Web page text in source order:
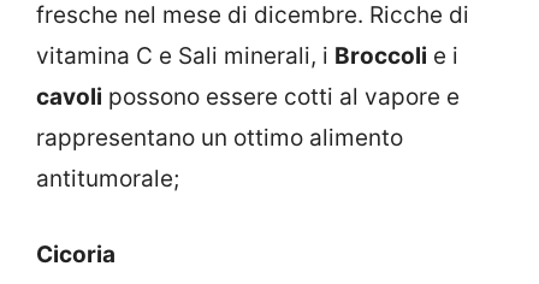
fresche nel mese di dicembre. Ricche di
vitamina C e Sali minerali, i Broccoli e i
cavoli possono essere cotti al vapore e
rappresentano un ottimo alimento
antitumorale;
Cicoria